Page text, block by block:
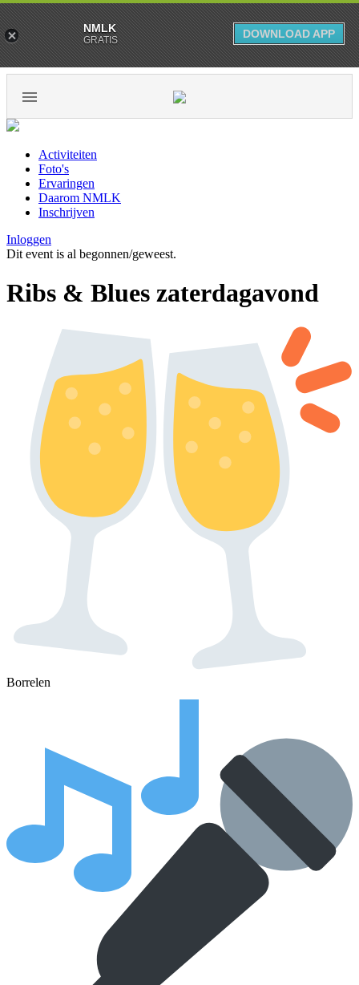
Activiteiten
Foto's
Ervaringen
Daarom NMLK
Inschrijven
Inloggen
Dit event is al begonnen/geweest.
Ribs & Blues zaterdagavond
Borrelen
NMLK
GRATIS DOWNLOAD APP